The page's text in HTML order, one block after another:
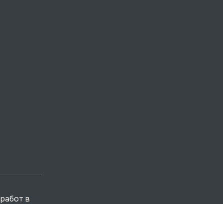
в